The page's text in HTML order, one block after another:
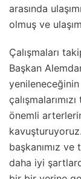
arasında
olmuş ve
Çalışmaları
Başkan
önemli
başkanımız
daha iyi